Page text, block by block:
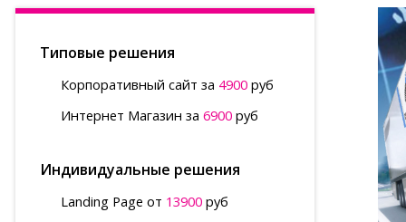
Типовые решения
Корпоративный сайт за 4900 руб
Интернет Магазин за 6900 руб
Индивидуальные решения
Landing Page от 13900 руб